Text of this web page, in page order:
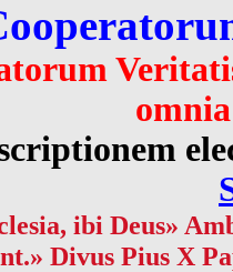
ibi Deus»
Divus Pius X